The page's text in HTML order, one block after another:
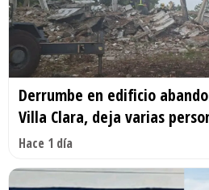
Derrumbe en edificio
Villa Clara, deja varias
Hace 1 día